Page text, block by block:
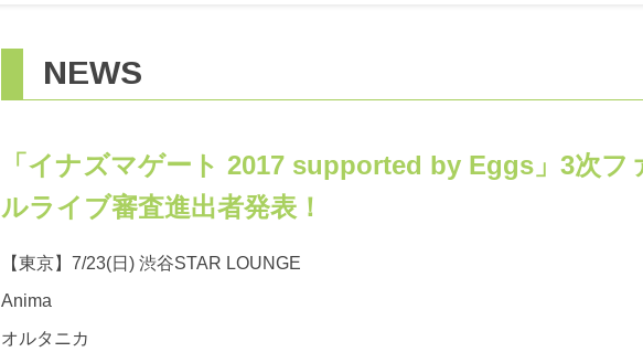
NEWS
「イナズマゲート 2017 supported by Eggs」3次フ
ルライブ審査進出者発表！
【東京】7/23(日) 渋谷STAR LOUNGE
Anima
オルタニカ